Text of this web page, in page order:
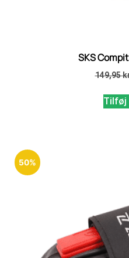
SKS
149,95
Tilføj
50%